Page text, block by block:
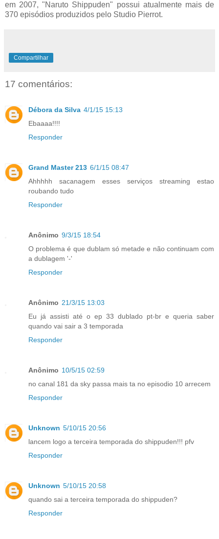
em 2007, "Naruto Shippuden" possui atualmente mais de
370 episódios produzidos pelo Studio Pierrot.
Compartilhar
17 comentários:
Débora da Silva 4/1/15 15:13
Ebaaaa!!!!
Responder
Grand Master 213 6/1/15 08:47
Ahhhhh sacanagem esses serviços streaming estao
roubando tudo
Responder
Anônimo 9/3/15 18:54
O problema é que dublam só metade e não continuam com
a dublagem '-'
Responder
Anônimo 21/3/15 13:03
Eu já assisti até o ep 33 dublado pt-br e queria saber
quando vai sair a 3 temporada
Responder
Anônimo 10/5/15 02:59
no canal 181 da sky passa mais ta no episodio 10 arrecem
Responder
Unknown 5/10/15 20:56
lancem logo a terceira temporada do shippuden!!! pfv
Responder
Unknown 5/10/15 20:58
quando sai a terceira temporada do shippuden?
Responder